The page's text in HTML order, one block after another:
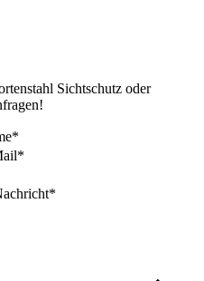
Sichtschutz oder